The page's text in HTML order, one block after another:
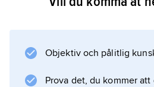
Objektiv och pålitlig
Prova det, du kommer att